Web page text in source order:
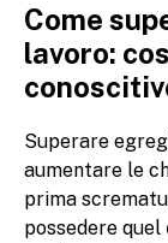
Come
lavoro:
Superare
aumentare le
prima
possedere quel